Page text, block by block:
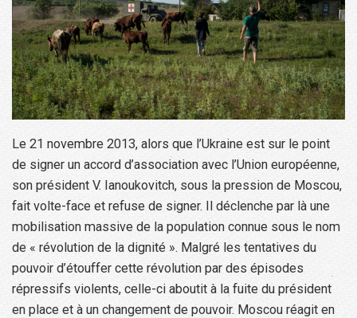
Le 21 novembre 2013, alors que l’Ukraine est sur le point
de signer un accord d’association avec l’Union européenne,
son président V. Ianoukovitch, sous la pression de Moscou,
fait volte-face et refuse de signer. Il déclenche par là une
mobilisation massive de la population connue sous le nom
de « révolution de la dignité ». Malgré les tentatives du
pouvoir d’étouffer cette révolution par des épisodes
répressifs violents, celle-ci aboutit à la fuite du président
en place et à un changement de pouvoir. Moscou réagit en